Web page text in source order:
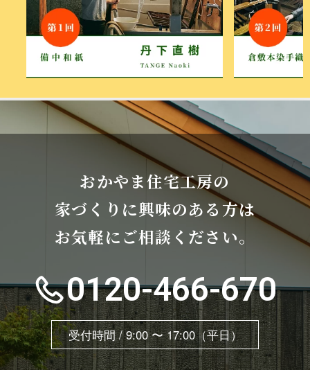
おかやま住宅工房の
家づくりに興味のある方は
お気軽にご相談ください。
0120-466-670
受付時間 / 9:00 〜 17:00（平日）